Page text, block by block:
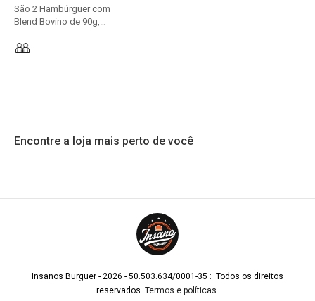
São 2 Hambúrguer com
Blend Bovino de 90g,
Tomate e Maionese da
Encontre a loja mais perto de você
Insanos Burguer - 2026 - 50.503.634/0001-35 : Todos os direitos
reservados. Termos e políticas.